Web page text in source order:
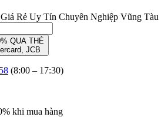
Rẻ Uy Tín Chuyên Nghiệp Vũng Tàu
QUA THẺ
JCB
(8:00 – 17:30)
khi mua hàng